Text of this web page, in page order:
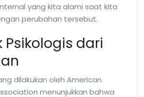
yang kita alami saat kita
perubahan tersebut.
Psikologis dari
dilakukan oleh American
menunjukkan bahwa